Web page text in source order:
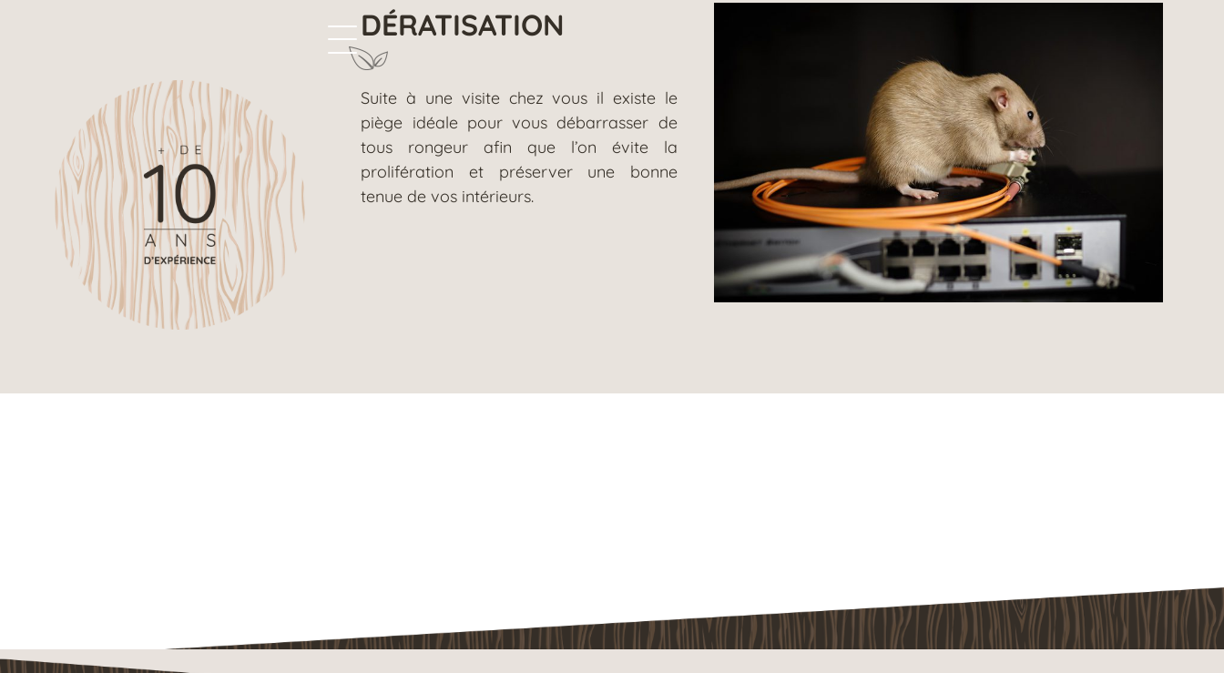
DÉRATISATION
Suite à une visite chez vous il existe le
piège idéale pour vous débarrasser de
tous rongeur afin que l’on évite la
prolifération et préserver une bonne
tenue de vos intérieurs.